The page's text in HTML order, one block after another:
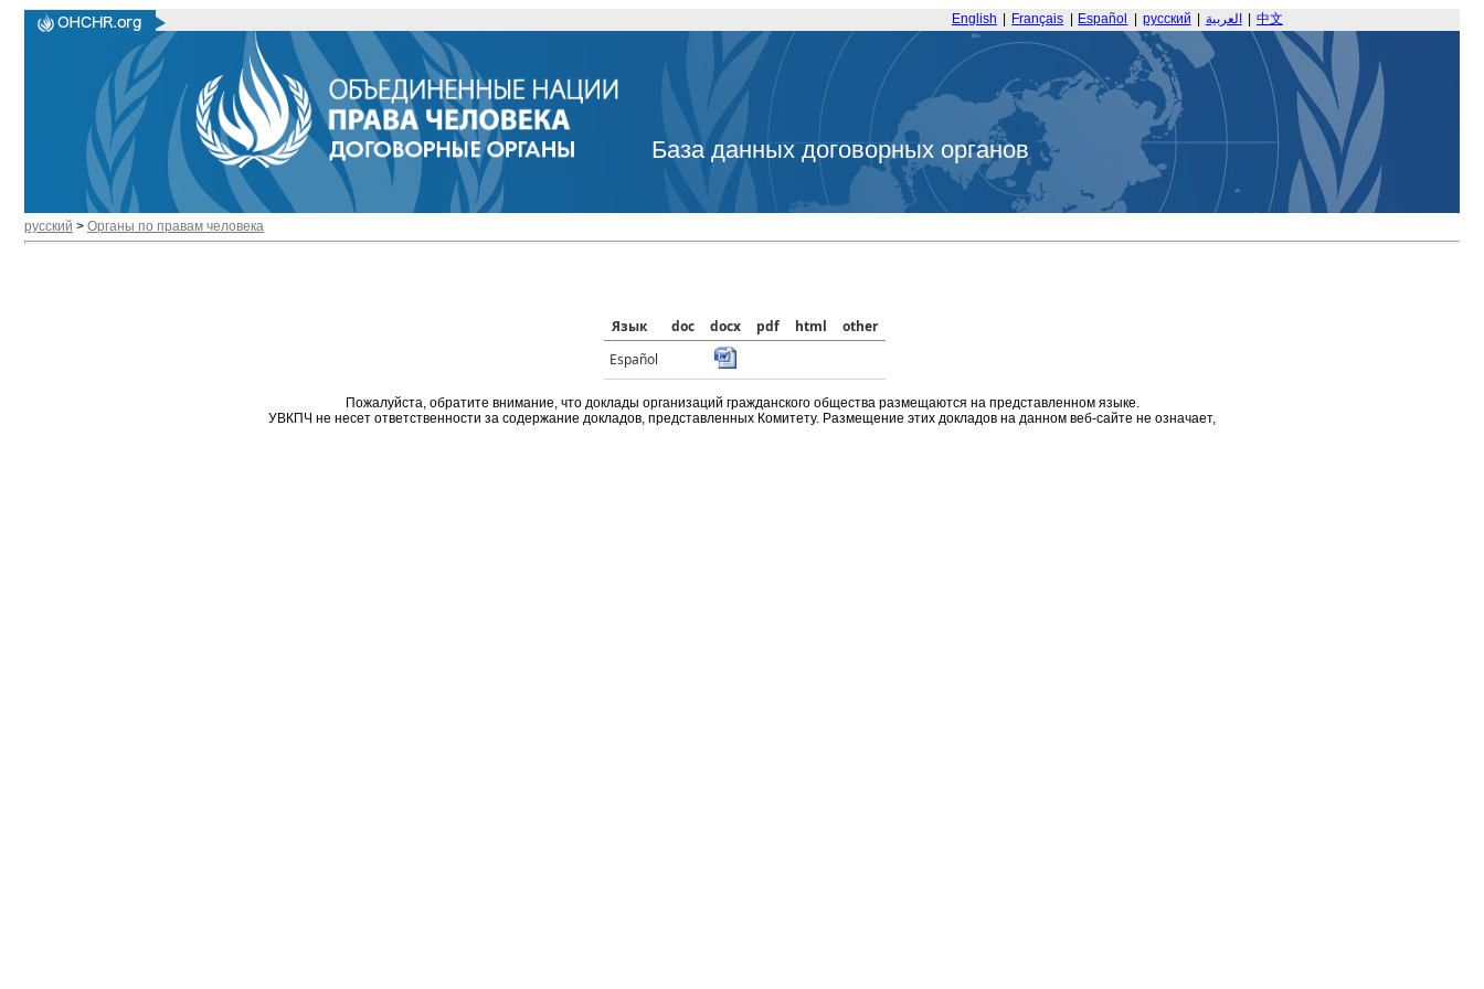
English Français Español русский العربية 中文
База данных договорных органов
русский > Органы по правам человека
Язык doc docx pdf html
other
Español
Пожалуйста, обратите внимание, что доклады организаций гражданского общества размещаются на представленном языке.
УВКПЧ не несет ответственности за содержание докладов, представленных Комитету. Размещение этих докладов на данном веб-сайте не означает,